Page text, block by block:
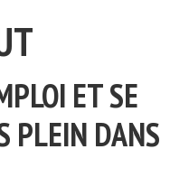
ET SE
PLEIN DANS